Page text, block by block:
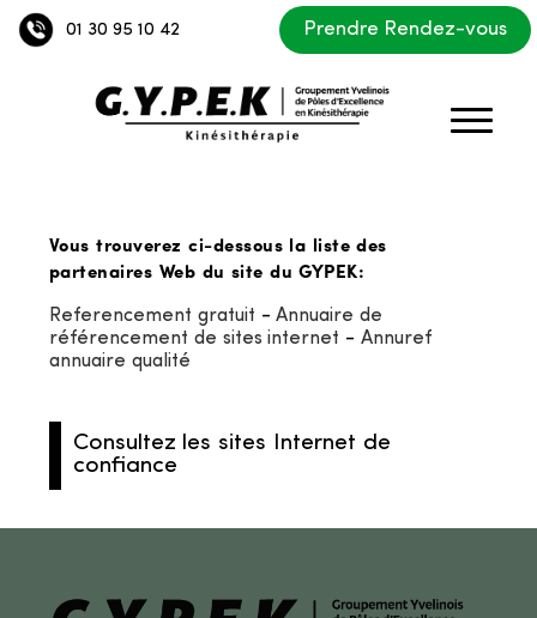
Prendre Rendez-vous
01 30 95 10 42
Vous trouverez ci-dessous la liste des
partenaires Web du site du GYPEK:
Referencement gratuit -Annuaire de
référencement de sites internet - Annuref
annuaire qualité
Consultez les sites Internet de
confiance